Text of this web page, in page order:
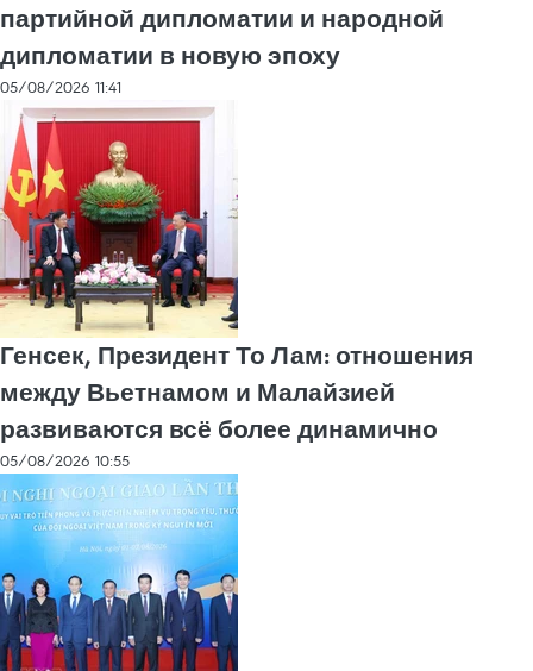
партийной дипломатии и народной
дипломатии в новую эпоху
05/08/2026 11:41
Генсек, Президент То Лам: отношения
между Вьетнамом и Малайзией
развиваются всё более динамично
05/08/2026 10:55